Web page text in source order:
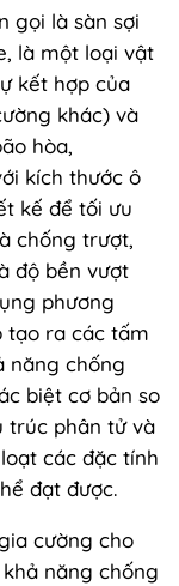
gọi là sàn sợi
là một loại vật
kết hợp của
khác) và
hòa,
kích thước ô
kế để tối ưu
chống trượt,
độ bền vượt
phương
tạo ra các tấm
năng chống
biệt cơ bản so
trúc phân tử và
các đặc tính
đạt được.
cường cho
khả năng chống